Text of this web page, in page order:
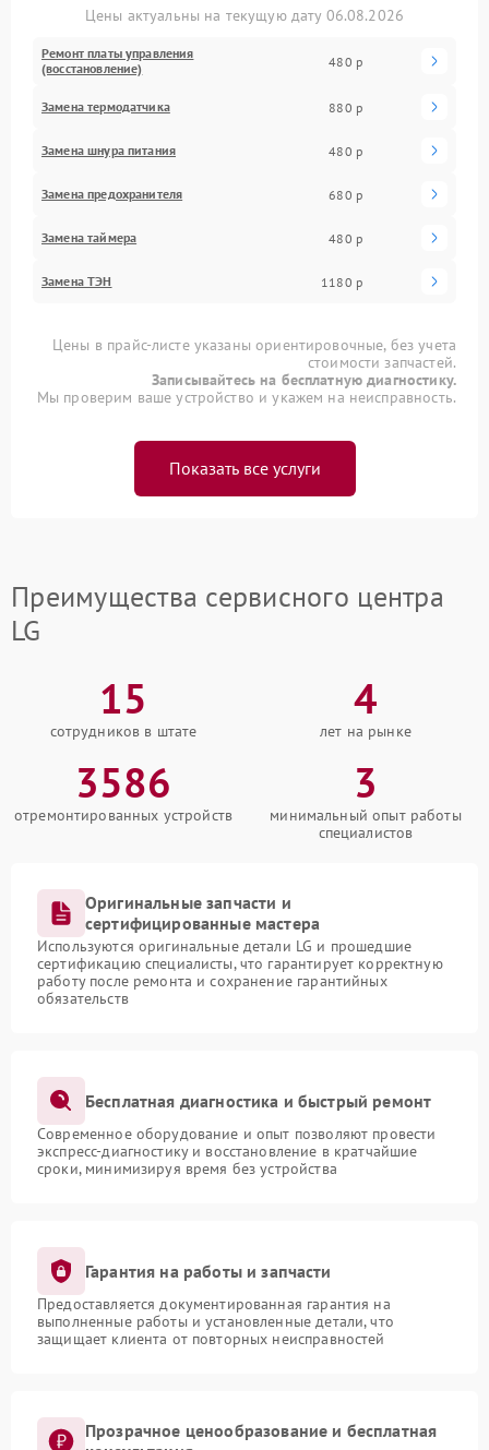
Цены актуальны на текущую дату 06.08.2026
Ремонт платы управления
(восстановление)
480 р
Замена термодатчика 880 р
Замена шнура питания 480 р
Замена предохранителя 680 р
Замена таймера 480 р
Замена ТЭН 1180 р
Цены в прайс-листе указаны ориентировочные, без учета
стоимости запчастей.
Записывайтесь на бесплатную диагностику.
Мы проверим ваше устройство и укажем на неисправность.
Показать все услуги
Преимущества сервисного центра
LG
15
сотрудников в штате
4
лет на рынке
3586
отремонтированных устройств
3
минимальный опыт работы
специалистов
Оригинальные запчасти и
сертифицированные мастера
Используются оригинальные детали LG и прошедшие
сертификацию специалисты, что гарантирует корректную
работу после ремонта и сохранение гарантийных
обязательств
Бесплатная диагностика и быстрый ремонт
Современное оборудование и опыт позволяют провести
экспресс-диагностику и восстановление в кратчайшие
сроки, минимизируя время без устройства
Гарантия на работы и запчасти
Предоставляется документированная гарантия на
выполненные работы и установленные детали, что
защищает клиента от повторных неисправностей
Прозрачное ценообразование и бесплатная